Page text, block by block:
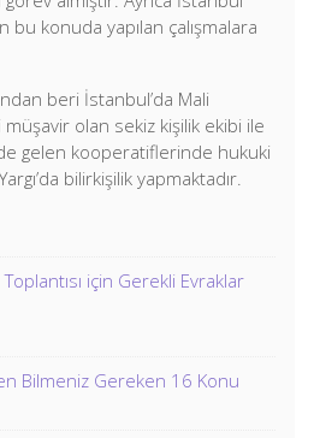
bu konuda yapılan çalışmalara
beri İstanbul’da Mali
olan sekiz kişilik ekibi ile
gelen kooperatiflerinde hukuki
bilirkişilik yapmaktadır.
için Gerekli Evraklar
Bilmeniz Gereken 16 Konu